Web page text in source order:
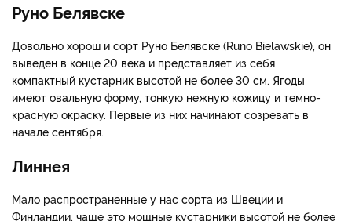
Руно Белявске
Довольно хорош и сорт Руно Белявске (Runo Bielawskie), он
выведен в конце 20 века и представляет из себя
компактный кустарник высотой не более 30 см. Ягоды
имеют овальную форму, тонкую нежную кожицу и темно-
красную окраску. Первые из них начинают созревать в
начале сентября.
Линнея
Мало распространенные у нас сорта из Швеции и
Финландии, чаще это мощные кустарники высотой не более